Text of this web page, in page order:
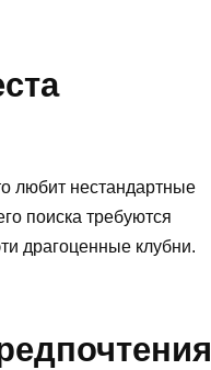
любит нестандартные
поиска требуются
драгоценные клубни.